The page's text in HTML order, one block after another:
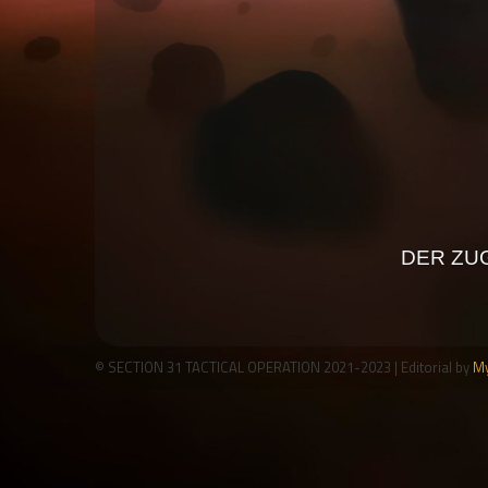
DER
© SECTION 31 TACTICAL OPERATION 2021-2023 | Editorial by